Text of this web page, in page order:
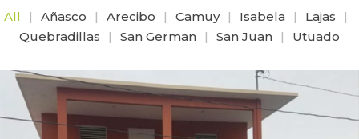
All Añasco Arecibo Camuy Isabela
Lajas
Quebradillas
San German San Juan Utuado